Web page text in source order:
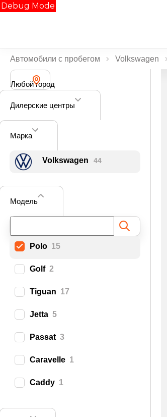
Debug Mode
Автомобили с пробегом Volkswagen
Любой город
Дилерские центры
Марка
Volkswagen 44
Модель
Polo 15
Golf 2
Tiguan 17
Jetta 5
Passat 3
Caravelle 1
Caddy 1